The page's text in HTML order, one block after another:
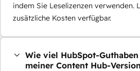
indem Sie Leselizenzen verwenden.
zusätzliche Kosten verfügbar.
Wie viel HubSpot-
meiner Content Hub-